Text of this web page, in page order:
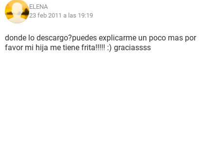
ELENA
23 feb 2011 a las 19:19
donde lo descargo?puedes explicarme un poco mas por
favor mi hija me tiene frita!!!!! :) graciassss